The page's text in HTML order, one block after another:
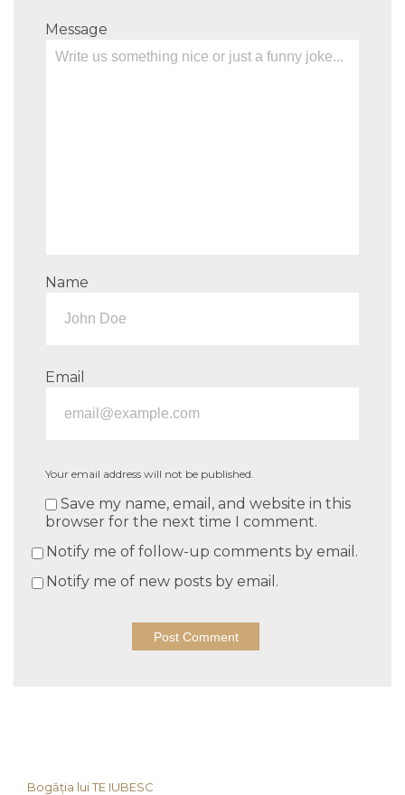
Message
Name
Email
Your email address will not be published.
Save my name, email, and website in this
browser for the next time I comment.
Notify me of follow-up comments by email.
Notify me of new posts by email.
Bogăția lui TE IUBESC